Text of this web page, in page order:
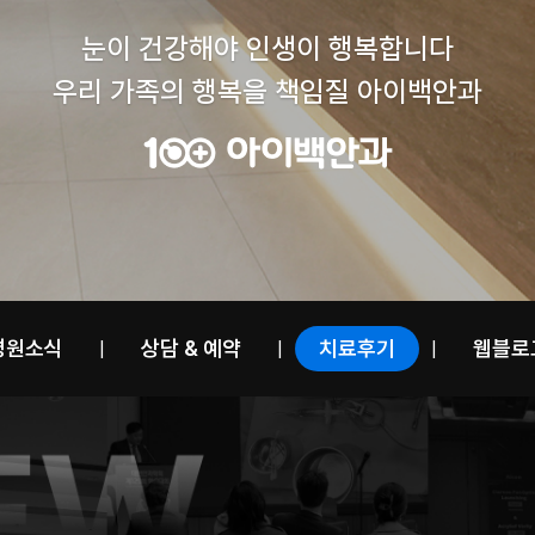
눈이 건강해야 인생이 행복합니다
우리 가족의 행복을 책임질 아이백안과
원소식 상담 & 예약 치료후기 웹블로